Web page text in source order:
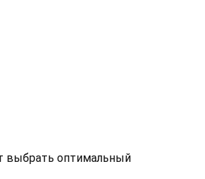
выбрать оптимальный